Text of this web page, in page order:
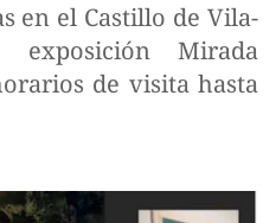
en el Castillo de Vila-
exposición Mirada
de visita hasta